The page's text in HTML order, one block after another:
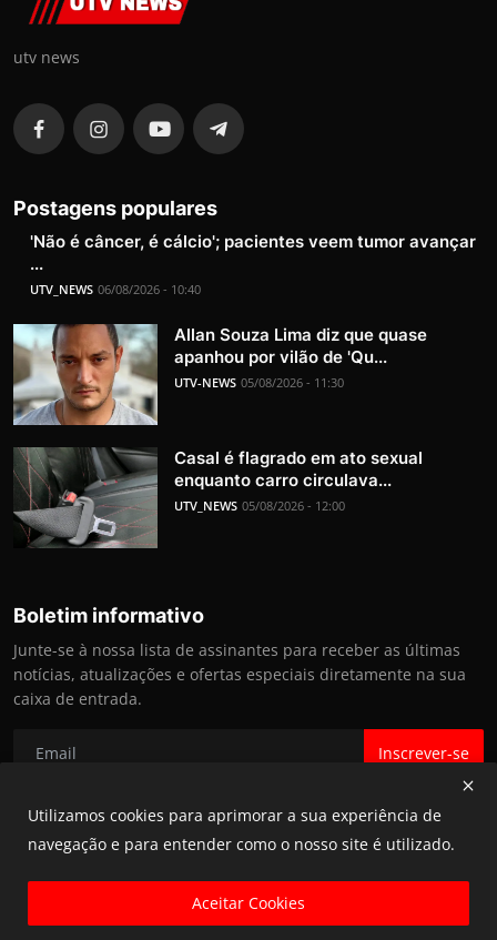
utv news
Postagens populares
'Não é câncer, é cálcio'; pacientes veem tumor avançar
...
UTV_NEWS 06/08/2026 - 10:40
Allan Souza Lima diz que quase
apanhou por vilão de 'Qu...
UTV-NEWS 05/08/2026 - 11:30
Casal é flagrado em ato sexual
enquanto carro circulava...
UTV_NEWS 05/08/2026 - 12:00
Boletim informativo
Junte-se à nossa lista de assinantes para receber as últimas
notícias, atualizações e ofertas especiais diretamente na sua
caixa de entrada.
Inscrever-se
Termos e Condições e Política de Privacidade
Utilizamos cookies para aprimorar a sua experiência de
navegação e para entender como o nosso site é utilizado.
Aceitar Cookies